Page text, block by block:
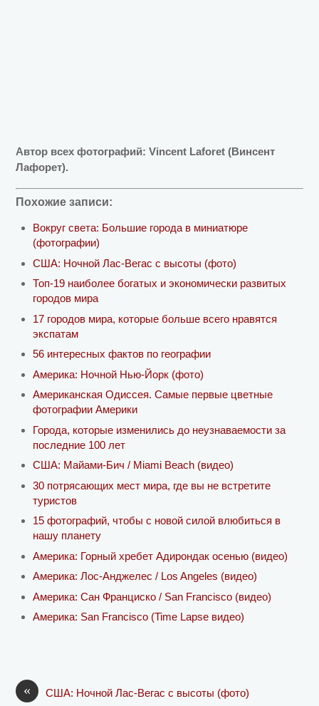
Автор всех фотографий: Vincent Laforet (Винсент
Лафорет).
Похожие записи:
Вокруг света: Большие города в миниатюре
(фотографии)
США: Ночной Лас-Вегас с высоты (фото)
Топ-19 наиболее богатых и экономически развитых
городов мира
17 городов мира, которые больше всего нравятся
экспатам
56 интересных фактов по географии
Америка: Ночной Нью-Йорк (фото)
Американская Одиссея. Самые первые цветные
фотографии Америки
Города, которые изменились до неузнаваемости за
последние 100 лет
США: Майами-Бич / Miami Beach (видео)
30 потрясающих мест мира, где вы не встретите
туристов
15 фотографий, чтобы с новой силой влюбиться в
нашу планету
Америка: Горный хребет Адирондак осенью (видео)
Америка: Лос-Анджелес / Los Angeles (видео)
Америка: Сан Франциско / San Francisco (видео)
Америка: San Francisco (Time Lapse видео)
« США: Ночной Лас-Вегас с высоты (фото)